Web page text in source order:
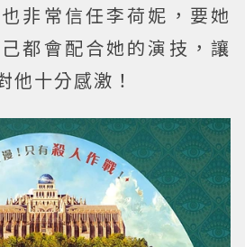
非常信任李荷妮，要她
都會配合她的演技，讓
他十分感激！